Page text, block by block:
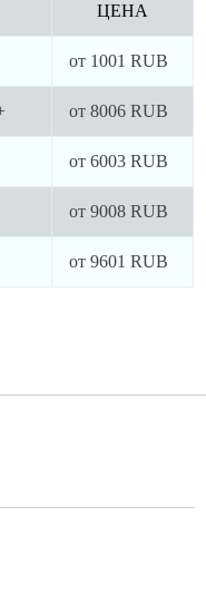
ЦЕНА
от 1001 RUB
от 8006 RUB
от 6003 RUB
от 9008 RUB
от 9601 RUB